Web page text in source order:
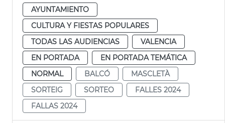
AYUNTAMIENTO
CULTURA Y FIESTAS POPULARES
TODAS LAS AUDIENCIAS
VALENCIA
EN PORTADA
EN PORTADA TEMÁTICA
NORMAL
BALCÓ
MASCLETÀ
SORTEIG
SORTEO
FALLES 2024
FALLAS 2024